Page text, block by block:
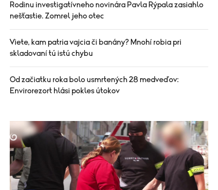
Rodinu investigatívneho novinára Pavla Rýpala zasiahlo
nešťastie. Zomrel jeho otec
Viete, kam patria vajcia či banány? Mnohí robia pri
skladovaní tú istú chybu
Od začiatku roka bolo usmrtených 28 medveďov:
Envirorezort hlási pokles útokov